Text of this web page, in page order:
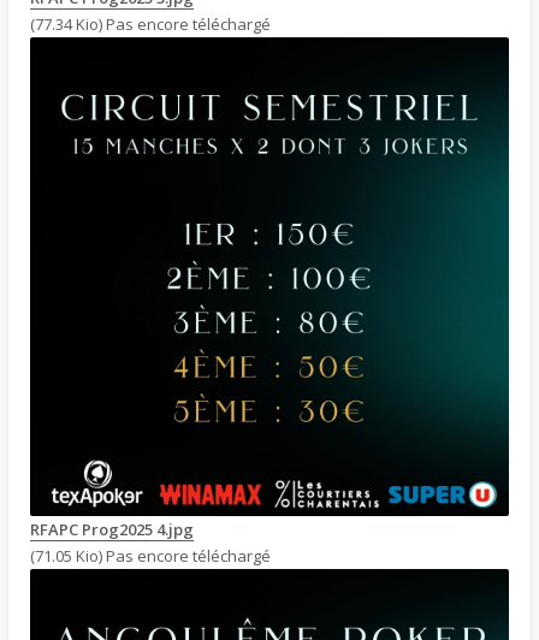
(77.34 Kio) Pas encore téléchargé
RFAPC Prog2025 4.jpg
(71.05 Kio) Pas encore téléchargé